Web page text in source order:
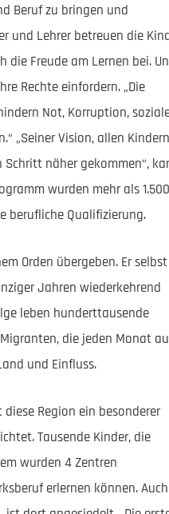
Beruf zu bringen und
und Lehrer betreuen die
Freude am Lernen bei.
Rechte einfordern. „Die
Not, Korruption,
„Seiner Vision, allen Kindern
näher gekommen“,
wurden mehr als 1.500
berufliche Qualifizierung.
Orden übergeben. Er selbst
Jahren wiederkehrend
leben hunderttausende
die jeden Monat
und Einfluss.
Region ein besonderer
Tausende Kinder, die
wurden 4 Zentren
erlernen können. Auch